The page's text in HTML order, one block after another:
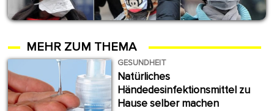
MEHR ZUM THEMA
GESUNDHEIT
Natürliches
Händedesinfektionsmittel zu
Hause selber machen